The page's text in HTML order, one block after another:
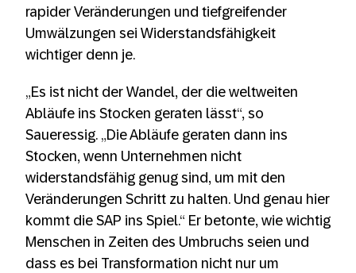
rapider Veränderungen und tiefgreifender
Umwälzungen sei Widerstandsfähigkeit
wichtiger denn je.
„Es ist nicht der Wandel, der die weltweiten
Abläufe ins Stocken geraten lässt“, so
Saueressig. „Die Abläufe geraten dann ins
Stocken, wenn Unternehmen nicht
widerstandsfähig genug sind, um mit den
Veränderungen Schritt zu halten. Und genau hier
kommt die SAP ins Spiel.“ Er betonte, wie wichtig
Menschen in Zeiten des Umbruchs seien und
dass es bei Transformation nicht nur um